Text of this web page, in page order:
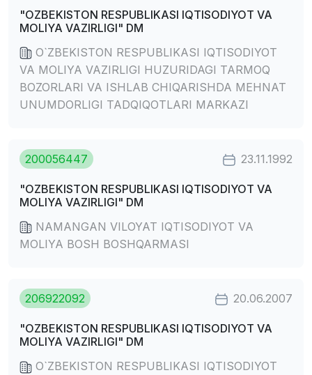
"OZBEKISTON RESPUBLIKASI IQTISODIYOT VA
MOLIYA VAZIRLIGI" DM
O`ZBEKISTON RESPUBLIKASI IQTISODIYOT
VA MOLIYA VAZIRLIGI HUZURIDAGI TARMOQ
BOZORLARI VA ISHLAB CHIQARISHDA MEHNAT
UNUMDORLIGI TADQIQOTLARI MARKAZI
200056447 23.11.1992
"OZBEKISTON RESPUBLIKASI IQTISODIYOT VA
MOLIYA VAZIRLIGI" DM
NAMANGAN VILOYAT IQTISODIYOT VA
MOLIYA BOSH BOSHQARMASI
206922092 20.06.2007
"OZBEKISTON RESPUBLIKASI IQTISODIYOT VA
MOLIYA VAZIRLIGI" DM
O`ZBEKISTON RESPUBLIKASI IQTISODIYOT